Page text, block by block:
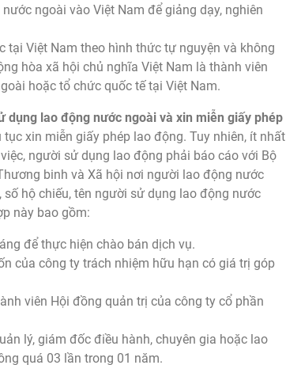
ngoài vào Việt Nam để giảng dạy, nghiên
Việt Nam theo hình thức tự nguyện và không
hòa xã hội chủ nghĩa Việt Nam là thành viên
hoặc tổ chức quốc tế tại Việt Nam.
lao động nước ngoài và xin miễn giấy phép
xin miễn giấy phép lao động. Tuy nhiên, ít nhất
người sử dụng lao động phải báo cáo với Bộ
binh và Xã hội nơi người lao động nước
hộ chiếu, tên người sử dụng lao động nước
này bao gồm:
để thực hiện chào bán dịch vụ.
của công ty trách nhiệm hữu hạn có giá trị góp
viên Hội đồng quản trị của công ty cổ phần
lý, giám đốc điều hành, chuyên gia hoặc lao
quá 03 lần trong 01 năm.